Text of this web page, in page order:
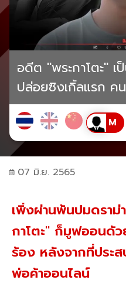
อดีต "พระกาโตะ"
ปล่อยซิงเกิ้ลแรก ค
07 มิ.ย. 2565
เพิ่งผ่านพ้นปมดราม่
กาโตะ" ก็มูฟออนด้
ร้อง หลังจากที่ประส
พ่อค้าออนไลน์